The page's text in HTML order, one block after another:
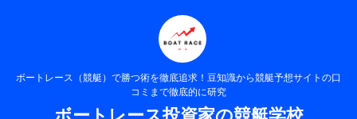
ボートレース（競艇）で勝つ術を徹底追求！豆知識から競艇予想サイトの口
コミまで徹底的に研究